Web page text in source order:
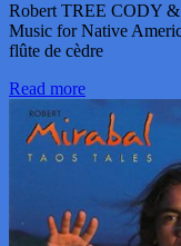
Robert TREE CODY
Music for Native
flûte de cèdre
Read more